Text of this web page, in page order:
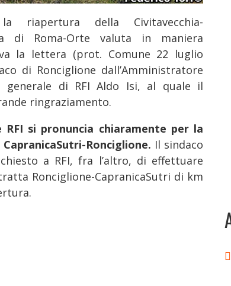
riapertura della Civitavecchia-
di Roma-Orte valuta in maniera
la lettera (prot. Comune 22 luglio
di Ronciglione dall’Amministratore
generale di RFI Aldo Isi, al quale il
ringraziamento.
RFI si pronuncia chiaramente per la
Ronciglione. Il sindaco
a RFI, fra l’altro, di effettuare
Ronciglione-CapranicaSutri di km